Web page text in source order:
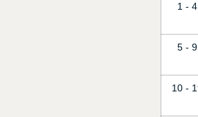
1 - 4
5 - 9
10 -